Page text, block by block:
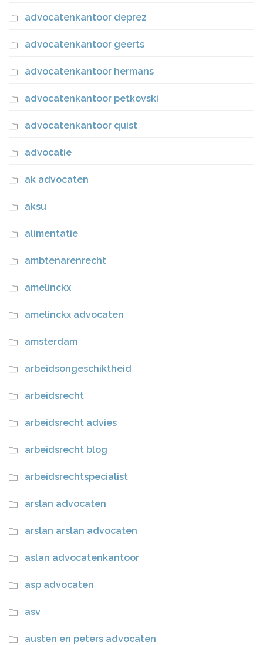
advocatenkantoor deprez
advocatenkantoor geerts
advocatenkantoor hermans
advocatenkantoor petkovski
advocatenkantoor quist
advocatie
ak advocaten
aksu
alimentatie
ambtenarenrecht
amelinckx
amelinckx advocaten
amsterdam
arbeidsongeschiktheid
arbeidsrecht
arbeidsrecht advies
arbeidsrecht blog
arbeidsrechtspecialist
arslan advocaten
arslan arslan advocaten
aslan advocatenkantoor
asp advocaten
asv
austen en peters advocaten